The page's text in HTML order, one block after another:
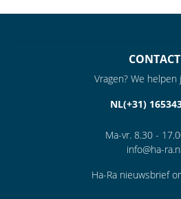
CONTACT
Vragen? We helpen
NL(+31)
Ma-vr. 8.30 -
info@ha-ra.nl
Ha-Ra nieuwsbrief